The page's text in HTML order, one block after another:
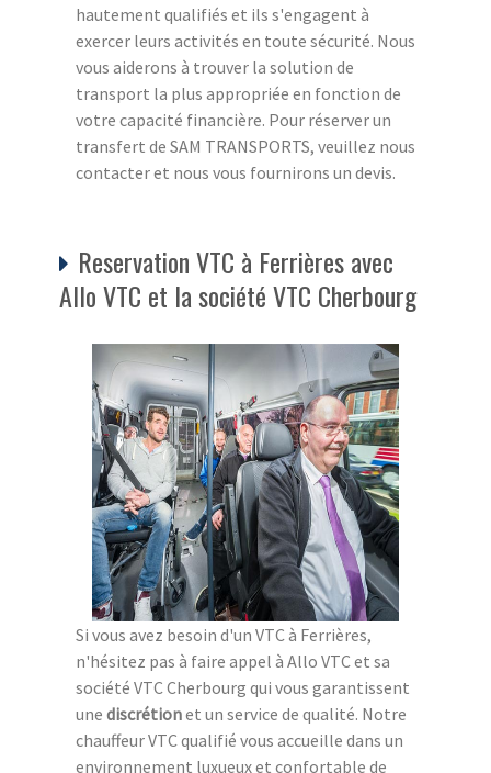
hautement qualifiés et ils s'engagent à
exercer leurs activités en toute sécurité. Nous
vous aiderons à trouver la solution de
transport la plus appropriée en fonction de
votre capacité financière. Pour réserver un
transfert de SAM TRANSPORTS, veuillez nous
contacter et nous vous fournirons un devis.
Reservation VTC à Ferrières avec
Allo VTC et la société VTC Cherbourg
Si vous avez besoin d'un VTC à Ferrières,
n'hésitez pas à faire appel à Allo VTC et sa
société VTC Cherbourg qui vous garantissent
une discrétionet un service de qualité. Notre
chauffeur VTC qualifié vous accueille dans un
environnement luxueux et confortable de